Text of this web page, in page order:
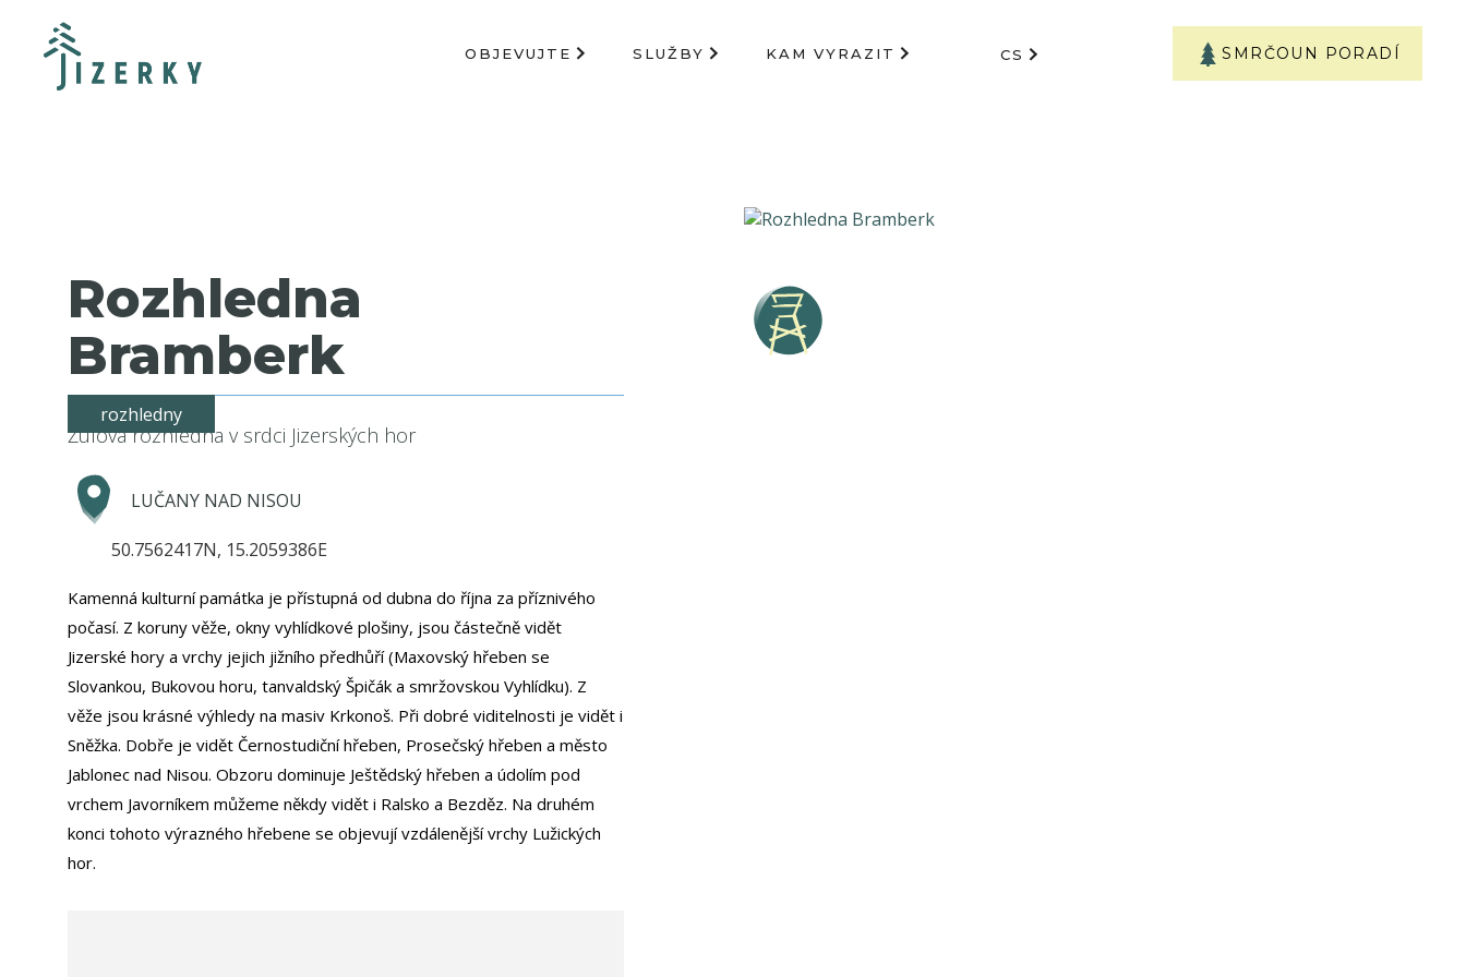
OBJEVUJTE SLUŽBY KAM VYRAZIT CS SMRČOUN PORADÍ
Rozhledna
Bramberk
rozhledny
Žulová rozhledna v srdci Jizerských hor
LUČANY NAD NISOU
50.7562417N, 15.2059386E
Kamenná kulturní památka je přístupná od dubna do října za příznivého
počasí. Z koruny věže, okny vyhlídkové plošiny, jsou částečně vidět
Jizerské hory a vrchy jejich jižního předhůří (Maxovský hřeben se
Slovankou, Bukovou horu, tanvaldský Špičák a smržovskou Vyhlídku). Z
věže jsou krásné výhledy na masiv Krkonoš. Při dobré viditelnosti je vidět i
Sněžka. Dobře je vidět Černostudiční hřeben, Prosečský hřeben a město
Jablonec nad Nisou. Obzoru dominuje Ještědský hřeben a údolím pod
vrchem Javorníkem můžeme někdy vidět i Ralsko a Bezděz. Na druhém
konci tohoto výrazného hřebene se objevují vzdálenější vrchy Lužických
hor.